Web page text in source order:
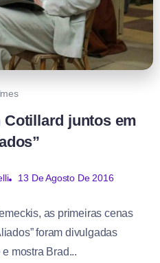
Cotillard juntos em
13 De Agosto De 2016
as primeiras cenas
foram divulgadas
mostra Brad...